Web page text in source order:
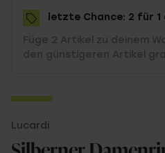
are
here:
letzte Chance: 2 für 1
Füge 2 Artikel zu deinem
den günstigeren Artikel
2 für 1
Lucardi